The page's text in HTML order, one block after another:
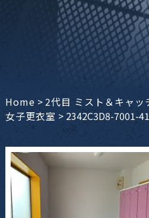
Home >2代目 ミスト＆キャッ
女子更衣室 > 2342C3D8-7001-